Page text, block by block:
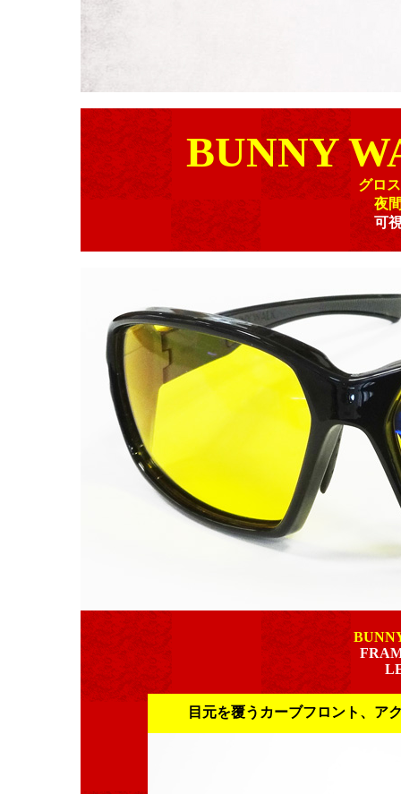
BUNNY
グロ
夜
可
目元を覆うカーブフロント、ア